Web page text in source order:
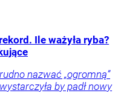
Ile ważyła ryba?
nazwać „ogromną”
by padł nowy